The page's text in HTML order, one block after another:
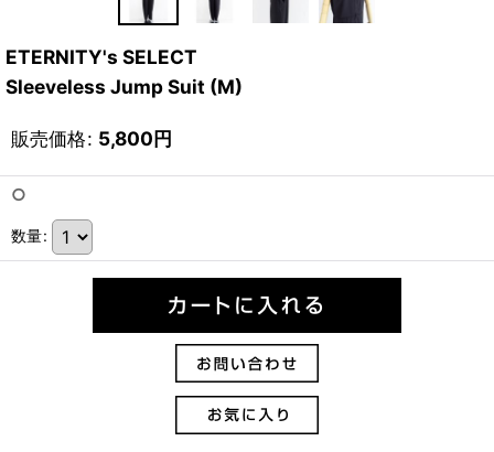
ETERNITY's SELECT
Sleeveless Jump Suit (M)
販売価格: 5,800円
○
数量: